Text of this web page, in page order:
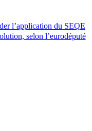
l’application du SEQE
selon l’eurodéputé